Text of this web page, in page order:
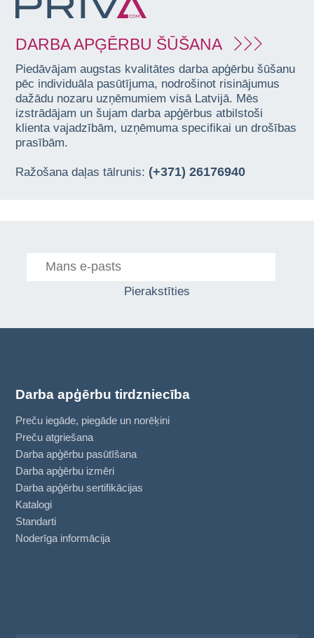
DARBA APĢĒRBU ŠŪŠANA
Piedāvājam augstas kvalitātes darba apģērbu šūšanu
pēc individuāla pasūtījuma, nodrošinot risinājumus
dažādu nozaru uzņēmumiem visā Latvijā. Mēs
izstrādājam un šujam darba apģērbus atbilstoši
klienta vajadzībām, uzņēmuma specifikai un drošības
prasībām.
Ražošana daļas tālrunis: (+371) 26176940
Pierakstīties
Darba apģērbu tirdzniecība
Preču iegāde, piegāde un norēķini
Preču atgriešana
Darba apģērbu pasūtīšana
Darba apģērbu izmēri
Darba apģērbu sertifikācijas
Katalogi
Standarti
Noderīga informācija